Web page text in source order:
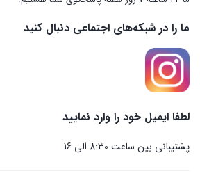
ما را در شبکه‌های اجتماعی دنبال کنید
لطفا ایمیل خود را وارد نمایید
پشتیبانی بین ساعت 8:30 الی 16